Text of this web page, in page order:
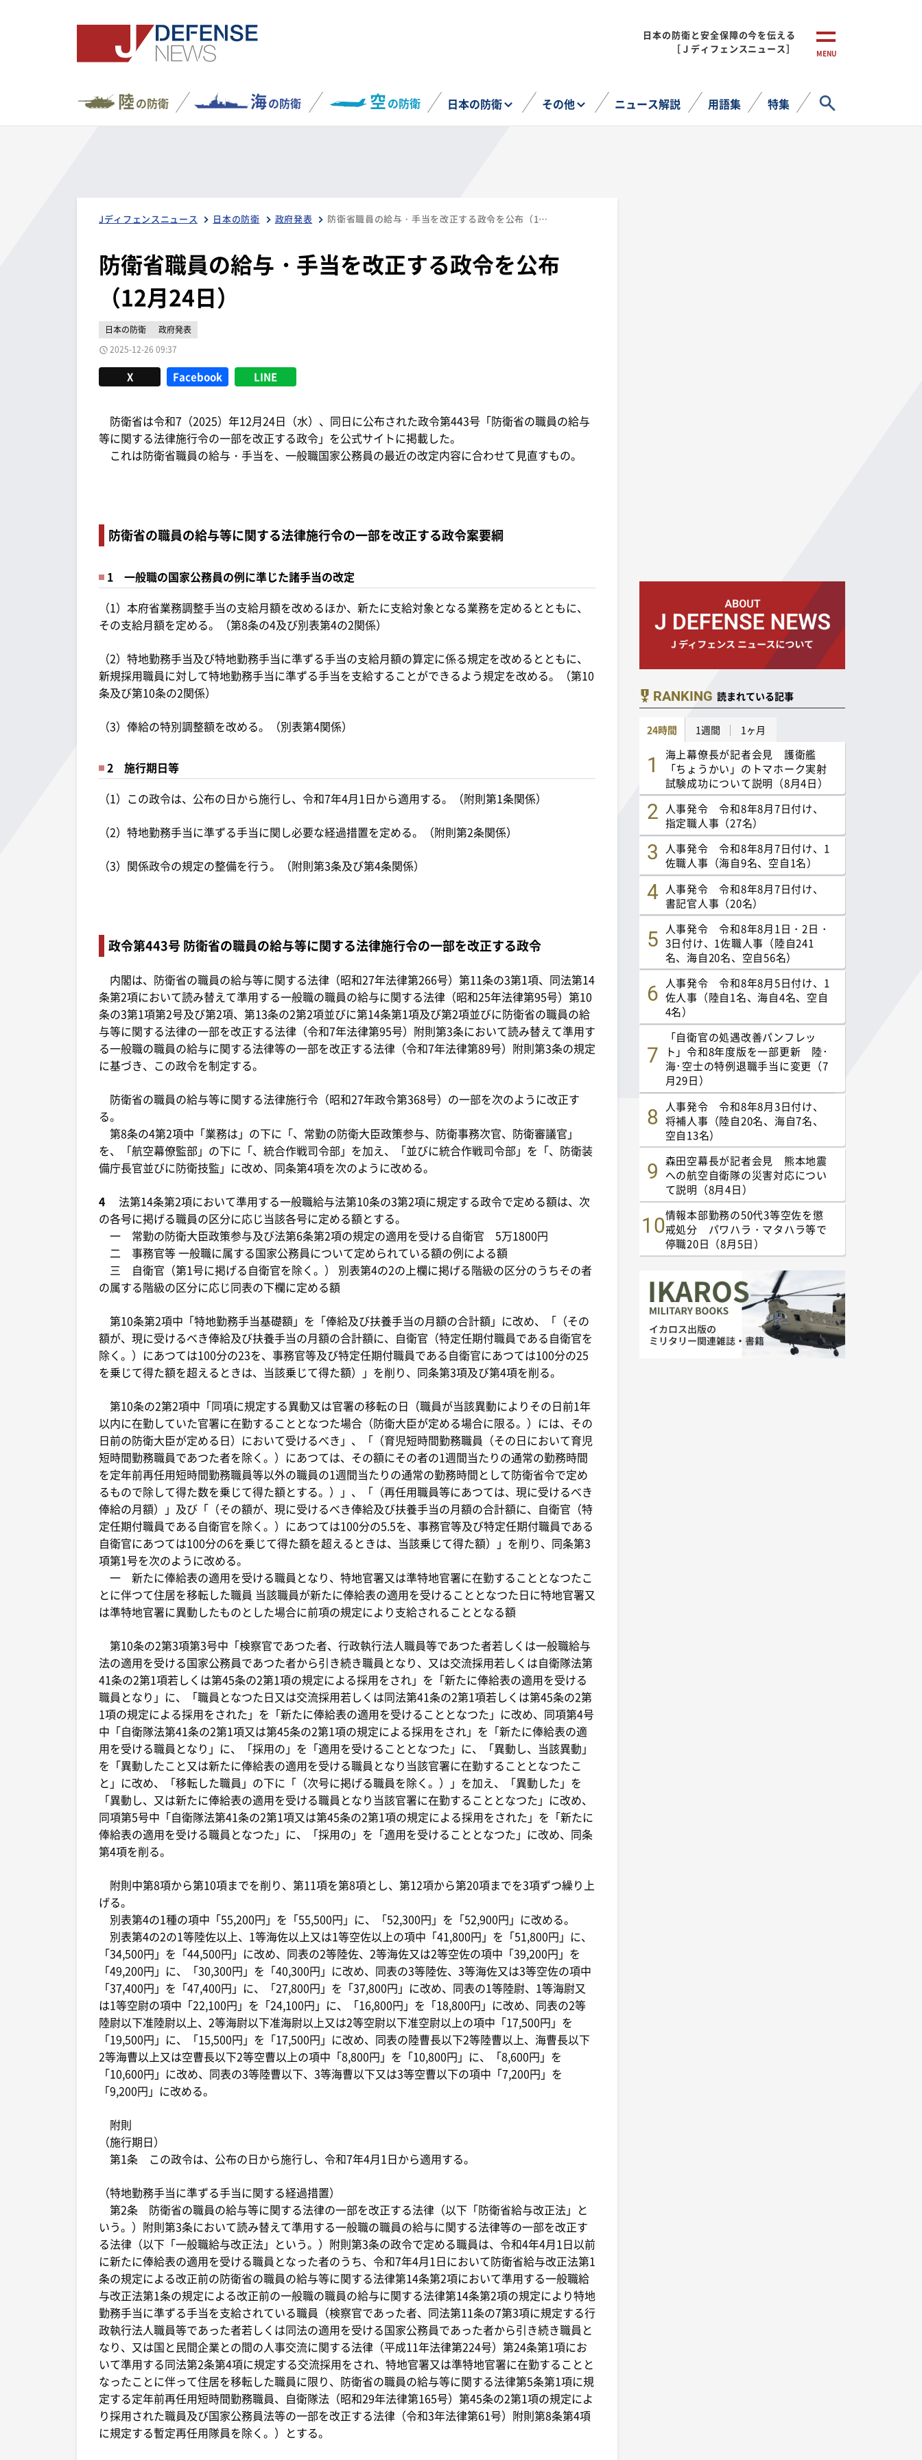
日本の防衛と安全保障の今を伝える
［Ｊディフェンスニュース］
MENU
陸の防衛 海の防衛 空の防衛 日本の防衛 その他 ニュース解説 用語集 特集
Jディフェンスニュース 日本の防衛 政府発表 防衛省職員の給与・手当を改正する政令を公布（12月24日）
防衛省職員の給与・手当を改正する政令を公布
（12月24日）
日本の防衛
政府発表
2025-12-26 09:37
X Facebook LINE
防衛省は令和7（2025）年12月24日（水）、同日に公布された政令第443号「防衛省の職員の給与
等に関する法律施行令の一部を改正する政令」を公式サイトに掲載した。
これは防衛省職員の給与・手当を、一般職国家公務員の最近の改定内容に合わせて見直すもの。
防衛省の職員の給与等に関する法律施行令の一部を改正する政令案要綱
1 一般職の国家公務員の例に準じた諸手当の改定
（1）本府省業務調整手当の支給月額を改めるほか、新たに支給対象となる業務を定めるとともに、
その支給月額を定める。（第8条の4及び別表第4の2関係）
（2）特地勤務手当及び特地勤務手当に準ずる手当の支給月額の算定に係る規定を改めるとともに、
新規採用職員に対して特地勤務手当に準ずる手当を支給することができるよう規定を改める。（第10
条及び第10条の2関係）
（3）俸給の特別調整額を改める。（別表第4関係）
2 施行期日等
（1）この政令は、公布の日から施行し、令和7年4月1日から適用する。（附則第1条関係）
（2）特地勤務手当に準ずる手当に関し必要な経過措置を定める。（附則第2条関係）
（3）関係政令の規定の整備を行う。（附則第3条及び第4条関係）
政令第443号 防衛省の職員の給与等に関する法律施行令の一部を改正する政令
内閣は、防衛省の職員の給与等に関する法律（昭和27年法律第266号）第11条の3第1項、同法第14
条第2項において読み替えて準用する一般職の職員の給与に関する法律（昭和25年法律第95号）第10
条の3第1項第2号及び第2項、第13条の2第2項並びに第14条第1項及び第2項並びに防衛省の職員の給
与等に関する法律の一部を改正する法律（令和7年法律第95号）附則第3条において読み替えて準用す
る一般職の職員の給与に関する法律等の一部を改正する法律（令和7年法律第89号）附則第3条の規定
に基づき、この政令を制定する。
防衛省の職員の給与等に関する法律施行令（昭和27年政令第368号）の一部を次のように改正す
る。
第8条の4第2項中「業務は」の下に「、常勤の防衛大臣政策参与、防衛事務次官、防衛審議官」
を、「航空幕僚監部」の下に「、統合作戦司令部」を加え、「並びに統合作戦司令部」を「、防衛装
備庁長官並びに防衛技監」に改め、同条第4項を次のように改める。
4 法第14条第2項において準用する一般職給与法第10条の3第2項に規定する政令で定める額は、次
の各号に掲げる職員の区分に応じ当該各号に定める額とする。
一 常勤の防衛大臣政策参与及び法第6条第2項の規定の適用を受ける自衛官 5万1800円
二 事務官等 一般職に属する国家公務員について定められている額の例による額
三 自衛官（第1号に掲げる自衛官を除く。） 別表第4の2の上欄に掲げる階級の区分のうちその者
の属する階級の区分に応じ同表の下欄に定める額
第10条第2項中「特地勤務手当基礎額」を「俸給及び扶養手当の月額の合計額」に改め、「（その
額が、現に受けるべき俸給及び扶養手当の月額の合計額に、自衛官（特定任期付職員である自衛官を
除く。）にあつては100分の23を、事務官等及び特定任期付職員である自衛官にあつては100分の25
を乗じて得た額を超えるときは、当該乗じて得た額）」を削り、同条第3項及び第4項を削る。
第10条の2第2項中「同項に規定する異動又は官署の移転の日（職員が当該異動によりその日前1年
以内に在勤していた官署に在勤することとなつた場合（防衛大臣が定める場合に限る。）には、その
日前の防衛大臣が定める日）において受けるべき」、「（育児短時間勤務職員（その日において育児
短時間勤務職員であつた者を除く。）にあつては、その額にその者の1週間当たりの通常の勤務時間
を定年前再任用短時間勤務職員等以外の職員の1週間当たりの通常の勤務時間として防衛省令で定め
るもので除して得た数を乗じて得た額とする。）」、「（再任用職員等にあつては、現に受けるべき
俸給の月額）」及び「（その額が、現に受けるべき俸給及び扶養手当の月額の合計額に、自衛官（特
定任期付職員である自衛官を除く。）にあつては100分の5.5を、事務官等及び特定任期付職員である
自衛官にあつては100分の6を乗じて得た額を超えるときは、当該乗じて得た額）」を削り、同条第3
項第1号を次のように改める。
一 新たに俸給表の適用を受ける職員となり、特地官署又は準特地官署に在勤することとなつたこ
とに伴つて住居を移転した職員 当該職員が新たに俸給表の適用を受けることとなつた日に特地官署又
は準特地官署に異動したものとした場合に前項の規定により支給されることとなる額
第10条の2第3項第3号中「検察官であつた者、行政執行法人職員等であつた者若しくは一般職給与
法の適用を受ける国家公務員であつた者から引き続き職員となり、又は交流採用若しくは自衛隊法第
41条の2第1項若しくは第45条の2第1項の規定による採用をされ」を「新たに俸給表の適用を受ける
職員となり」に、「職員となつた日又は交流採用若しくは同法第41条の2第1項若しくは第45条の2第
1項の規定による採用をされた」を「新たに俸給表の適用を受けることとなつた」に改め、同項第4号
中「自衛隊法第41条の2第1項又は第45条の2第1項の規定による採用をされ」を「新たに俸給表の適
用を受ける職員となり」に、「採用の」を「適用を受けることとなつた」に、「異動し、当該異動」
を「異動したこと又は新たに俸給表の適用を受ける職員となり当該官署に在勤することとなつたこ
と」に改め、「移転した職員」の下に「（次号に掲げる職員を除く。）」を加え、「異動した」を
「異動し、又は新たに俸給表の適用を受ける職員となり当該官署に在勤することとなつた」に改め、
同項第5号中「自衛隊法第41条の2第1項又は第45条の2第1項の規定による採用をされた」を「新たに
俸給表の適用を受ける職員となつた」に、「採用の」を「適用を受けることとなつた」に改め、同条
第4項を削る。
附則中第8項から第10項までを削り、第11項を第8項とし、第12項から第20項までを3項ずつ繰り上
げる。
別表第4の1種の項中「55,200円」を「55,500円」に、「52,300円」を「52,900円」に改める。
別表第4の2の1等陸佐以上、1等海佐以上又は1等空佐以上の項中「41,800円」を「51,800円」に、
「34,500円」を「44,500円」に改め、同表の2等陸佐、2等海佐又は2等空佐の項中「39,200円」を
「49,200円」に、「30,300円」を「40,300円」に改め、同表の3等陸佐、3等海佐又は3等空佐の項中
「37,400円」を「47,400円」に、「27,800円」を「37,800円」に改め、同表の1等陸尉、1等海尉又
は1等空尉の項中「22,100円」を「24,100円」に、「16,800円」を「18,800円」に改め、同表の2等
陸尉以下准陸尉以上、2等海尉以下准海尉以上又は2等空尉以下准空尉以上の項中「17,500円」を
「19,500円」に、「15,500円」を「17,500円」に改め、同表の陸曹長以下2等陸曹以上、海曹長以下
2等海曹以上又は空曹長以下2等空曹以上の項中「8,800円」を「10,800円」に、「8,600円」を
「10,600円」に改め、同表の3等陸曹以下、3等海曹以下又は3等空曹以下の項中「7,200円」を
「9,200円」に改める。
附則
（施行期日）
第1条 この政令は、公布の日から施行し、令和7年4月1日から適用する。
（特地勤務手当に準ずる手当に関する経過措置）
第2条 防衛省の職員の給与等に関する法律の一部を改正する法律（以下「防衛省給与改正法」と
いう。）附則第3条において読み替えて準用する一般職の職員の給与に関する法律等の一部を改正す
る法律（以下「一般職給与改正法」という。）附則第3条の政令で定める職員は、令和4年4月1日以前
に新たに俸給表の適用を受ける職員となった者のうち、令和7年4月1日において防衛省給与改正法第1
条の規定による改正前の防衛省の職員の給与等に関する法律第14条第2項において準用する一般職給
与改正法第1条の規定による改正前の一般職の職員の給与に関する法律第14条第2項の規定により特地
勤務手当に準ずる手当を支給されている職員（検察官であった者、同法第11条の7第3項に規定する行
政執行法人職員等であった者若しくは同法の適用を受ける国家公務員であった者から引き続き職員と
なり、又は国と民間企業との間の人事交流に関する法律（平成11年法律第224号）第24条第1項にお
いて準用する同法第2条第4項に規定する交流採用をされ、特地官署又は準特地官署に在勤することと
なったことに伴って住居を移転した職員に限り、防衛省の職員の給与等に関する法律第5条第1項に規
定する定年前再任用短時間勤務職員、自衛隊法（昭和29年法律第165号）第45条の2第1項の規定によ
り採用された職員及び国家公務員法等の一部を改正する法律（令和3年法律第61号）附則第8条第4項
に規定する暫定再任用隊員を除く。）とする。
RANKING 読まれている記事
24時間 1週間 1ヶ月
海上幕僚長が記者会見 護衛艦
「ちょうかい」のトマホーク実射
試験成功について説明（8月4日）
人事発令 令和8年8月7日付け、
指定職人事（27名）
人事発令 令和8年8月7日付け、1
佐職人事（海自9名、空自1名）
人事発令 令和8年8月7日付け、
書記官人事（20名）
人事発令 令和8年8月1日・2日・
3日付け、1佐職人事（陸自241
名、海自20名、空自56名）
人事発令 令和8年8月5日付け、1
佐人事（陸自1名、海自4名、空自
4名）
「自衛官の処遇改善パンフレッ
ト」令和8年度版を一部更新 陸･
海･空士の特例退職手当に変更（7
月29日）
人事発令 令和8年8月3日付け、
将補人事（陸自20名、海自7名、
空自13名）
森田空幕長が記者会見 熊本地震
への航空自衛隊の災害対応につい
て説明（8月4日）
情報本部勤務の50代3等空佐を懲
戒処分 パワハラ・マタハラ等で
停職20日（8月5日）